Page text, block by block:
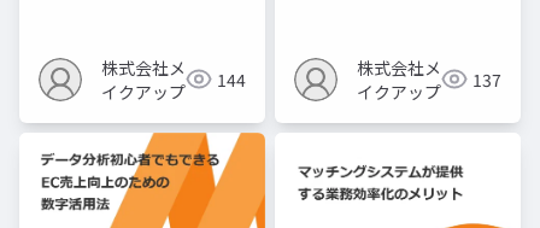
株式会社メ
イクアップ
144
株式会社メ
イクアップ
137